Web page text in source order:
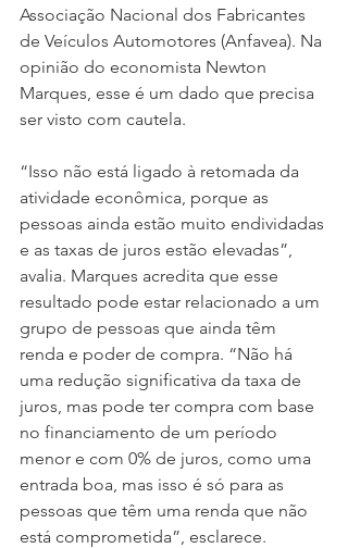
Associação Nacional dos Fabricantes
de Veículos Automotores (Anfavea). Na
opinião do economista Newton
Marques, esse é um dado que precisa
ser visto com cautela.
“Isso não está ligado à retomada da
atividade econômica, porque as
pessoas ainda estão muito endividadas
e as taxas de juros estão elevadas”,
avalia. Marques acredita que esse
resultado pode estar relacionado a um
grupo de pessoas que ainda têm
renda e poder de compra. “Não há
uma redução significativa da taxa de
juros, mas pode ter compra com base
no financiamento de um período
menor e com 0% de juros, como uma
entrada boa, mas isso é só para as
pessoas que têm uma renda que não
está comprometida”, esclarece.